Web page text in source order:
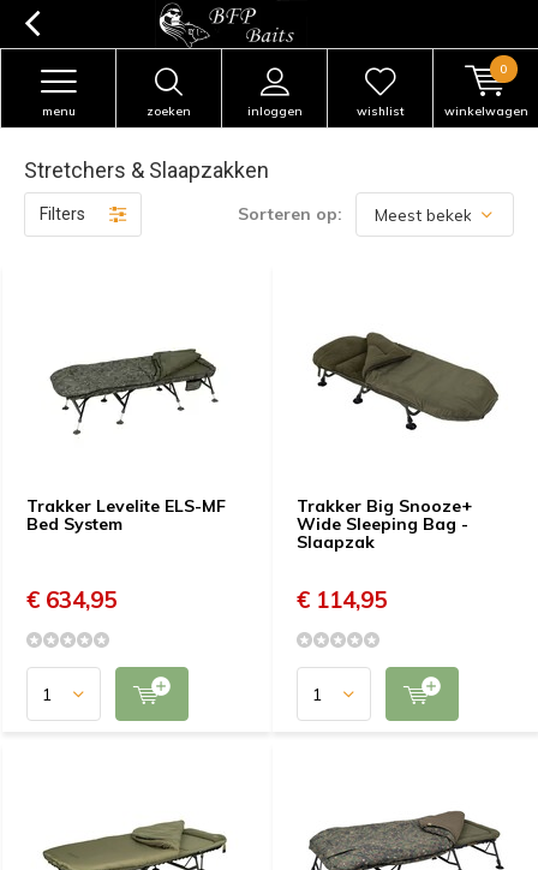
zoeken inloggen
menu wishlist winkelwagen
0
Stretchers & Slaapzakken
Filters Sorteren op:
Trakker Levelite ELS-MF
Bed System
€ 634,95
Trakker Big Snooze+
Wide Sleeping Bag -
Slaapzak
€ 114,95